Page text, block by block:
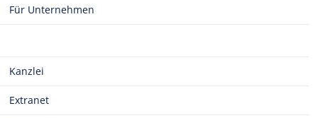
Für Unternehmen
Kanzlei
Extranet